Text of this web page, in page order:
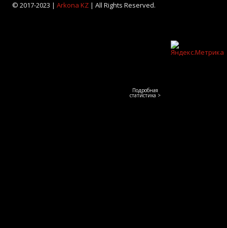
© 2017-2023 | Arkona KZ| All Rights Reserved.
Подробная
статистика >